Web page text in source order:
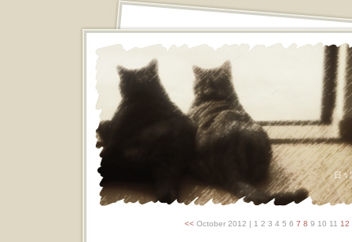
日
<< October 2012 | 1 2 3 4 5 6 7 8 9 10 11 12